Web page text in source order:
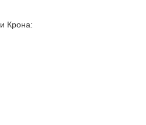
Крона: